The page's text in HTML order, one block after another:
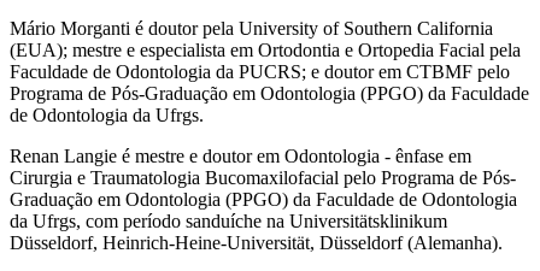
Mário Morganti é doutor pela University of Southern California
(EUA); mestre e especialista em Ortodontia e Ortopedia Facial pela
Faculdade de Odontologia da PUCRS; e doutor em CTBMF pelo
Programa de Pós-Graduação em Odontologia (PPGO) da Faculdade
de Odontologia da Ufrgs.
Renan Langie é mestre e doutor em Odontologia - ênfase em
Cirurgia e Traumatologia Bucomaxilofacial pelo Programa de Pós-
Graduação em Odontologia (PPGO) da Faculdade de Odontologia
da Ufrgs, com período sanduíche na Universitätsklinikum
Düsseldorf, Heinrich-Heine-Universität, Düsseldorf (Alemanha).